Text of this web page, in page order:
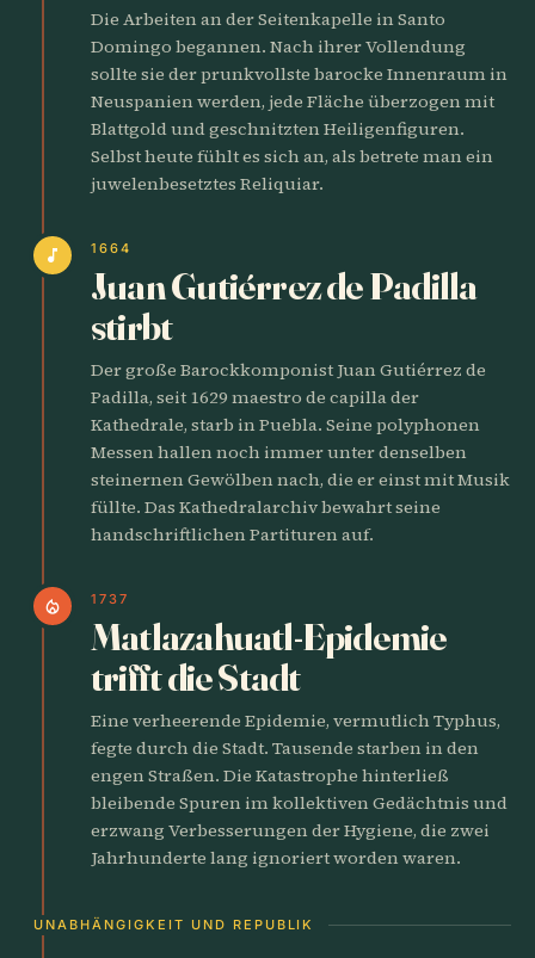
Die Arbeiten an der Seitenkapelle in Santo
Domingo begannen. Nach ihrer Vollendung
sollte sie der prunkvollste barocke Innenraum in
Neuspanien werden, jede Fläche überzogen mit
Blattgold und geschnitzten Heiligenfiguren.
Selbst heute fühlt es sich an, als betrete man ein
juwelenbesetztes Reliquiar.
music_note 1664
Juan Gutiérrez de Padilla
stirbt
Der große Barockkomponist Juan Gutiérrez de
Padilla, seit 1629 maestro de capilla der
Kathedrale, starb in Puebla. Seine polyphonen
Messen hallen noch immer unter denselben
steinernen Gewölben nach, die er einst mit Musik
füllte. Das Kathedralarchiv bewahrt seine
handschriftlichen Partituren auf.
local_fire_department 1737
Matlazahuatl-Epidemie
trifft die Stadt
Eine verheerende Epidemie, vermutlich Typhus,
fegte durch die Stadt. Tausende starben in den
engen Straßen. Die Katastrophe hinterließ
bleibende Spuren im kollektiven Gedächtnis und
erzwang Verbesserungen der Hygiene, die zwei
Jahrhunderte lang ignoriert worden waren.
UNABHÄNGIGKEIT UND REPUBLIK